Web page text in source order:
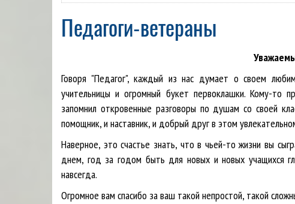
Педагоги-ветераны
Говоря "Педагог", каждый из нас думает о своем
учительницы и огромный букет первоклашки. Кому-то
запомнил откровенные разговоры по душам со своей
помощник, и наставник, и добрый друг в этом
Наверное, это счастье знать, что в чьей-то жизни вы
днем, год за годом быть для новых и новых учащихся
навсегда.
Огромное вам спасибо за ваш такой непростой, такой